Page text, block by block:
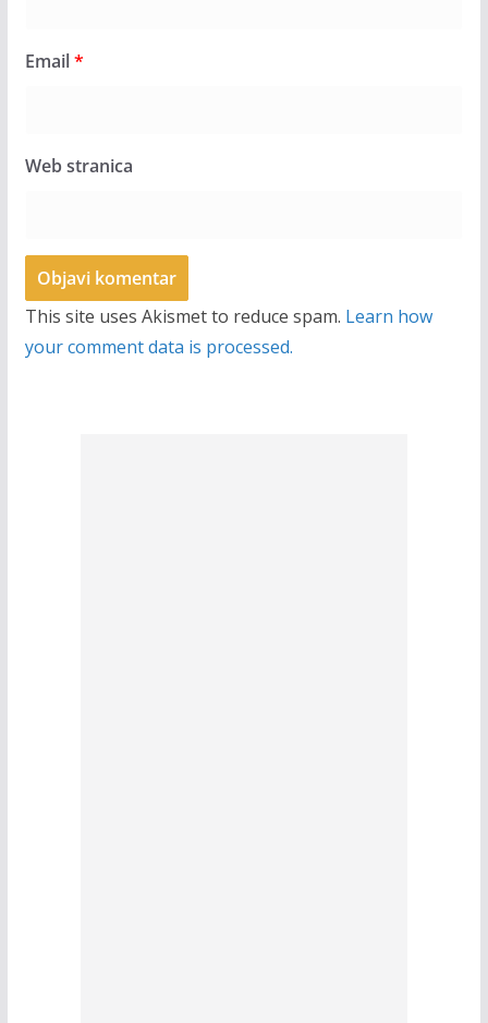
Email*
Web stranica
This site uses Akismet to reduce spam. Learn how
your comment data is processed.